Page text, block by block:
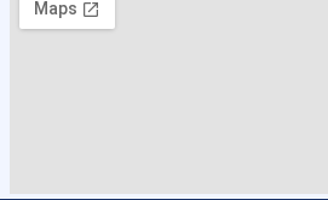
Llegar: